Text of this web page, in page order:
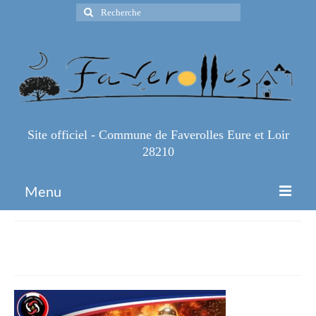
Rechercher
:
Site officiel - Commune de Faverolles Eure et Loir
28210
Menu
Infos Pratiques